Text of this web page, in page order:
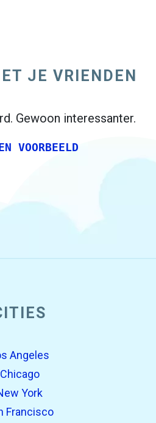
wonen in Dublin en
JE VRIENDEN
Gewoon interessanter.
VOORBEELD
Angeles
Chicago
York
Francisco